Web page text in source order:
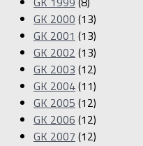
GK 2000 (13)
GK 2001 (13)
GK 2002 (13)
GK 2003 (12)
GK 2004(11)
GK 2005 (12)
GK 2006 (12)
GK 2007 (12)